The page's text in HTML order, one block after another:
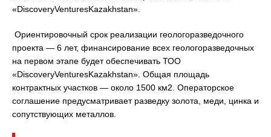
«DiscoveryVenturesKazakhstan».
Ориентировочный срок реализации геологоразведочного
проекта — 6 лет, финансирование всех геологоразведочных
на первом этапе будет обеспечивать ТОО
«DiscoveryVenturesKazakhstan». Общая площадь
контрактных участков — около 1500 км2. Операторское
соглашение предусматривает разведку золота, меди, цинка и
сопутствующих металлов.